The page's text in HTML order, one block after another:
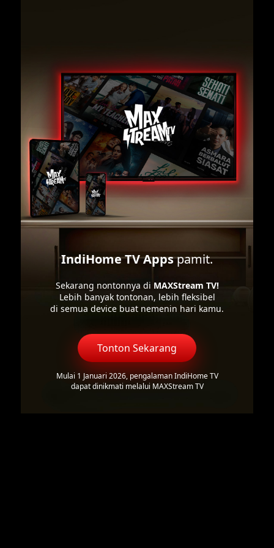
IndiHome TV Appspamit.
Sekarang nontonnya di MAXStream TV!
Lebih banyak tontonan, lebih fleksibel
di semua device buat nemenin hari kamu.
Tonton Sekarang
Mulai 1 Januari 2026, pengalaman IndiHome TV
dapat dinikmati melalui MAXStream TV